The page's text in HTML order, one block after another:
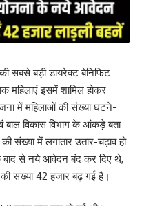
सबसे बड़ी डायरेक्ट बेनिफिट
महिलाएं इसमें शामिल होकर
में महिलाओं की संख्या घटने-
बाल विकास विभाग के आंकड़े बता
संख्या में लगातार उतार-चढ़ाव हो
से नये आवेदन बंद कर दिए थे,
की संख्या 42 हजार बढ़ गई है।